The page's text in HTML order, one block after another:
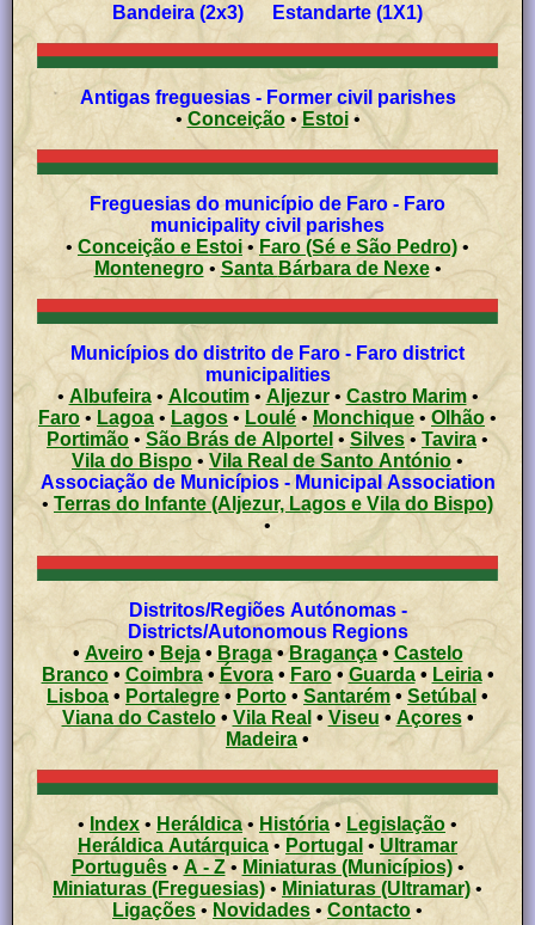
Bandeira (2x3) Estandarte (1X1)
Antigas freguesias - Former civil parishes
• Conceição•Estoi•
Freguesias do município de Faro - Faro
municipality civil parishes
• Conceição e Estoi• Faro (Sé e São Pedro)•
Montenegro• Santa Bárbara de Nexe•
Municípios do distrito de Faro - Faro district
municipalities
• Albufeira• Alcoutim• Aljezur• Castro Marim•
Faro • Lagoa •Lagos • Loulé• Monchique • Olhão •
Portimão•São Brás de Alportel • Silves • Tavira•
Vila do Bispo • Vila Real de Santo António •
Associação de Municípios - Municipal Association
• Terras do Infante (Aljezur, Lagos e Vila do Bispo)
•
Distritos/Regiões Autónomas -
Districts/Autonomous Regions
• Aveiro• Beja• Braga•Bragança• Castelo
Branco• Coimbra• Évora• Faro•Guarda• Leiria•
Lisboa • Portalegre• Porto • Santarém • Setúbal •
Viana do Castelo• Vila Real • Viseu • Açores •
Madeira •
• Index • Heráldica• História • Legislação •
Heráldica Autárquica• Portugal •Ultramar
Português• A - Z• Miniaturas (Municípios)•
Miniaturas (Freguesias)• Miniaturas (Ultramar)•
Ligações• Novidades • Contacto •